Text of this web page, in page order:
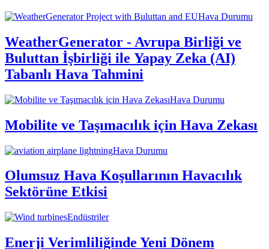
Hava Durumu
WeatherGenerator - Avrupa Birliği ve
Buluttan İşbirliği ile Yapay Zeka (AI)
Tabanlı Hava Tahmini
Hava Durumu
Mobilite ve Taşımacılık için Hava Zekası
Hava Durumu
Olumsuz Hava Koşullarının Havacılık
Sektörüne Etkisi
Endüstriler
Enerji Verimliliğinde Yeni Dönem